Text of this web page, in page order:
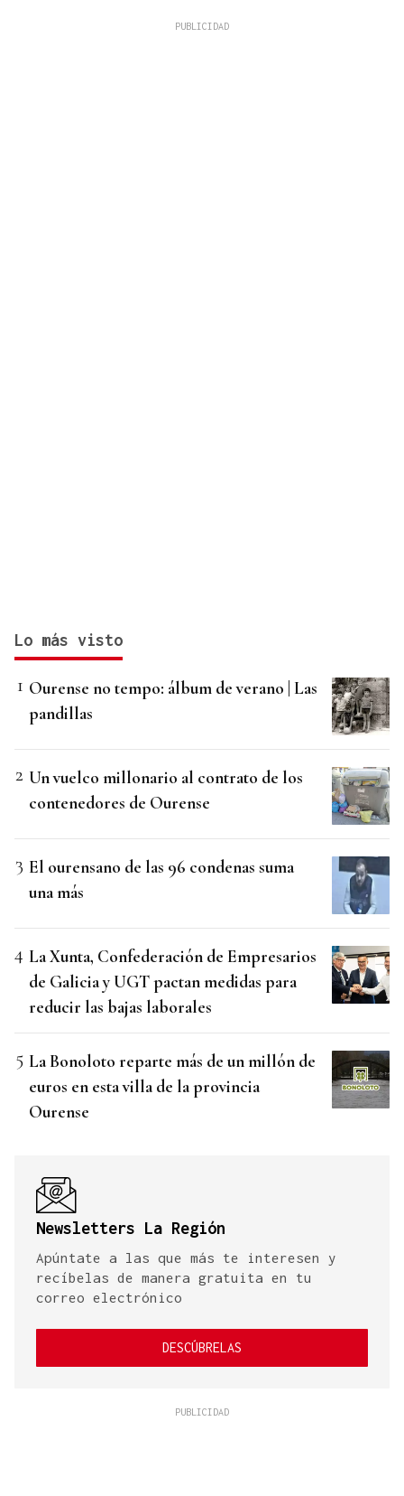
Lo más visto
Ourense no tempo: álbum de verano | Las
pandillas
Un vuelco millonario al contrato de los
contenedores de Ourense
El ourensano de las 96 condenas suma
una más
La Xunta, Confederación de Empresarios
de Galicia y UGT pactan medidas para
reducir las bajas laborales
La Bonoloto reparte más de un millón de
euros en esta villa de la provincia
Ourense
Newsletters La Región
Apúntate a las que más te interesen y
recíbelas de manera gratuita en tu
correo electrónico
DESCÚBRELAS